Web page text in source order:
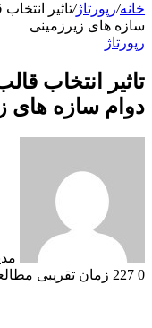
خانه/رپورتاژ/تاثیر
سازه های زیرزمینی
رپورتاژ
تاثیر انتخاب
دوام سازه های
0
زمان تقریبی مطالعه 5